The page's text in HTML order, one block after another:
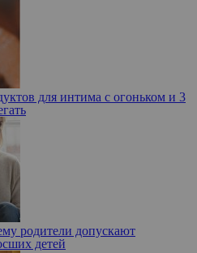
для интима с огоньком и 3
родители допускают
детей